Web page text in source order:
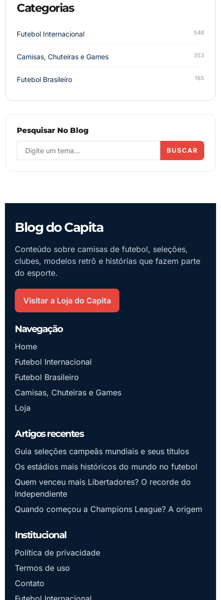
Categorias
Futebol Internacional 548
Camisas, Chuteiras e Games 353
Futebol Brasileiro 165
Pesquisar No Blog
BUSCAR
Blog do Capita
Conteúdo sobre camisas de futebol, seleções,
clubes, modelos retrô e histórias que fazem parte
do esporte.
Visitar a Loja do Capita
Navegação
Home
Futebol Internacional
Futebol Brasileiro
Camisas, Chuteiras e Games
Loja
Artigos recentes
Guia seleções campeãs mundiais e seus títulos
Os estádios mais históricos do mundo no futebol
Quem venceu mais Libertadores? O recorde do
Independiente
Quando começou a Champions League? A origem
Institucional
Política de privacidade
Termos de uso
Contato